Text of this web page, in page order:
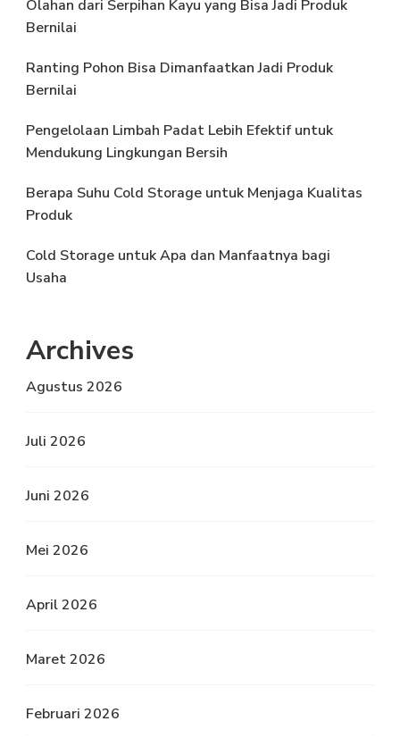
Olahan dari Serpihan Kayu yang Bisa Jadi Produk
Bernilai
Ranting Pohon Bisa Dimanfaatkan Jadi Produk
Bernilai
Pengelolaan Limbah Padat Lebih Efektif untuk
Mendukung Lingkungan Bersih
Berapa Suhu Cold Storage untuk Menjaga Kualitas
Produk
Cold Storage untuk Apa dan Manfaatnya bagi
Usaha
Archives
Agustus 2026
Juli 2026
Juni 2026
Mei 2026
April 2026
Maret 2026
Februari 2026